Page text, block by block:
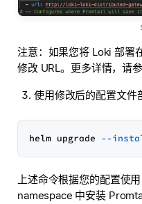
注意：如果您将 Loki 部署
修改 URL。更多详情，请
使用修改后的配置文件
helm upgrade --
上述命令根据您的配置使
namespace 中安装